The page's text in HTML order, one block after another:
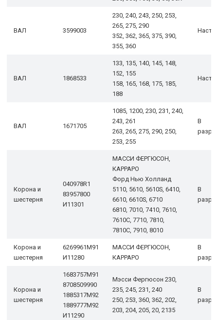
ВАЛ 3599003
230, 240, 243, 250, 253,
265, 275, 290
352, 362, 365, 375, 390,
355, 360
ВАЛ 1868533
133, 135, 140, 145, 148,
152, 155
158, 165, 168, 175, 185,
188
ВАЛ 1671705
1085, 1200, 230, 231, 240,
243, 261
263, 265, 275, 290, 250,
253, 255
В
Корона и
шестерня
040978R1
83957800
И11301
МАССИ ФЕРГЮСОН,
КАРРАРО
Форд Нью Холланд
5110, 5610, 5610S, 6410,
6610, 6610S, 6710
6810, 7010, 7410, 7610,
7610С, 7710, 7810,
7810С, 7910, 8010
В
Корона и
шестерня
6269961M91
И11280
МАССИ ФЕРГЮСОН,
КАРРАРО
В
Корона и
шестерня
1683757M91
8708509990
1885317M92
1889777M92
И11290
Мэсси Фергюсон 230,
235, 245, 231, 240
250, 253, 360, 362, 202,
203, 204, 205, 20, 2135
В